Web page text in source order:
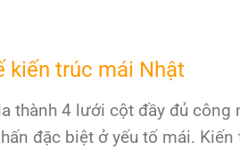
kiến trúc mái Nhật
thành 4 lưới cột đầy đủ công
đặc biệt ở yếu tố mái.